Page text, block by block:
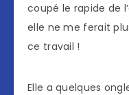
coupé le rapide de
elle ne me ferait
ce travail !
Elle a quelques